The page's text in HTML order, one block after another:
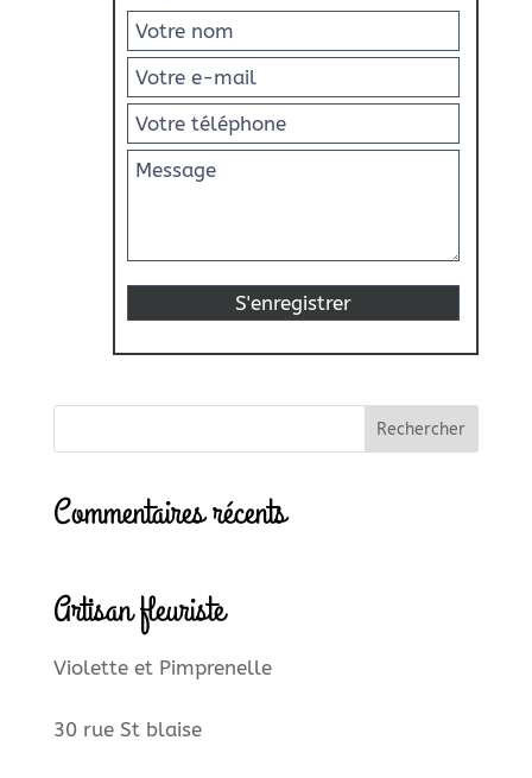
Commentaires récents
Artisan fleuriste
Violette et Pimprenelle
30 rue St blaise